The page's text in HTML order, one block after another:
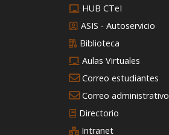
HUB CTeI
ASIS - Autoservicio
Biblioteca
Aulas Virtuales
Correo estudiantes
Correo administrativo
Directorio
Intranet